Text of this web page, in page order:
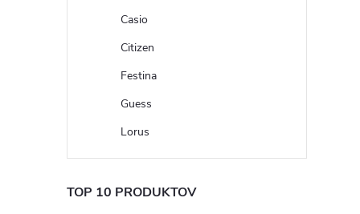
Casio
Citizen
Festina
Guess
Lorus
TOP 10 PRODUKTOV